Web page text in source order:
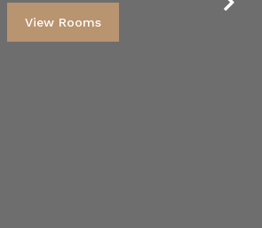
View Rooms